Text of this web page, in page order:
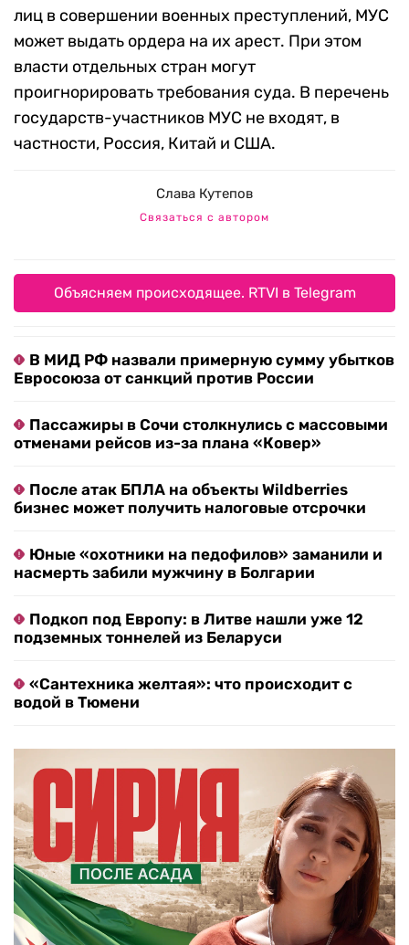
лиц в совершении военных преступлений, МУС
может выдать ордера на их арест. При этом
власти отдельных стран могут
проигнорировать требования суда. В перечень
государств-участников МУС не входят, в
частности, Россия, Китай и США.
Слава Кутепов
Связаться с автором
Объясняем происходящее. RTVI в Telegram
В МИД РФ назвали примерную сумму убытков
Евросоюза от санкций против России
Пассажиры в Сочи столкнулись с массовыми
отменами рейсов из-за плана «Ковер»
После атак БПЛА на объекты Wildberries
бизнес может получить налоговые отсрочки
Юные «охотники на педофилов» заманили и
насмерть забили мужчину в Болгарии
Подкоп под Европу: в Литве нашли уже 12
подземных тоннелей из Беларуси
«Сантехника желтая»: что происходит с
водой в Тюмени